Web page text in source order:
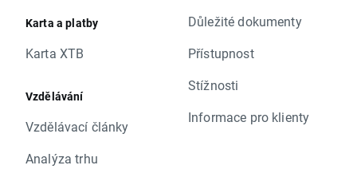
Karta a platby
Karta XTB
Vzdělávání
Vzdělávací články
Analýza trhu
Důležité dokumenty
Přístupnost
Stížnosti
Informace pro klienty